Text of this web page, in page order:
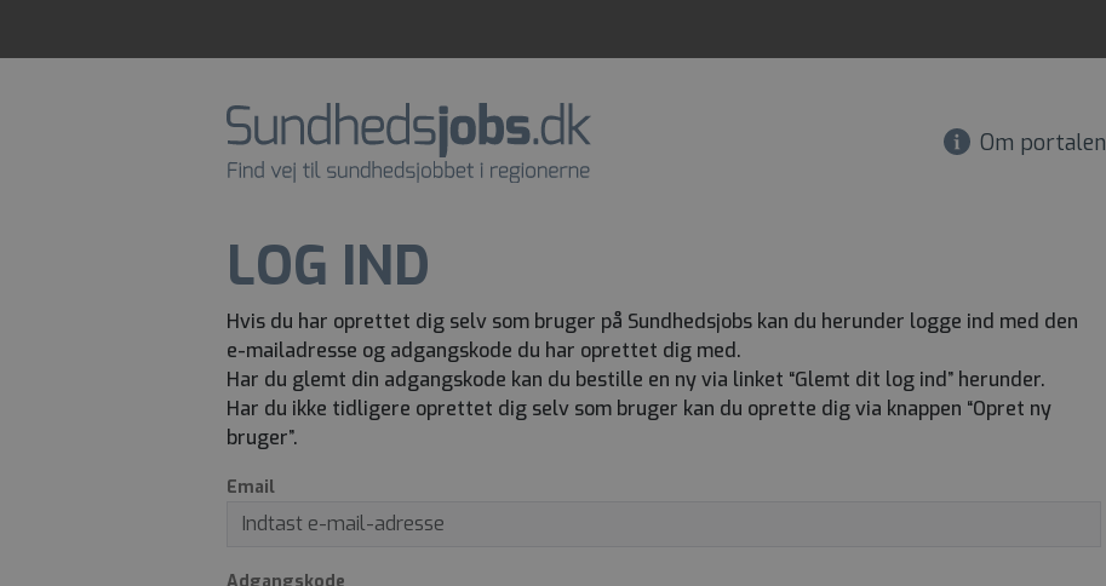
Om portalen
LOG IND
Hvis du har oprettet dig selv som bruger på Sundhedsjobs kan du herunder logge ind med den
e-mailadresse og adgangskode du har oprettet dig med.
Har du glemt din adgangskode kan du bestille en ny via linket “Glemt dit log ind” herunder.
Har du ikke tidligere oprettet dig selv som bruger kan du oprette dig via knappen “Opret ny
bruger”.
Email